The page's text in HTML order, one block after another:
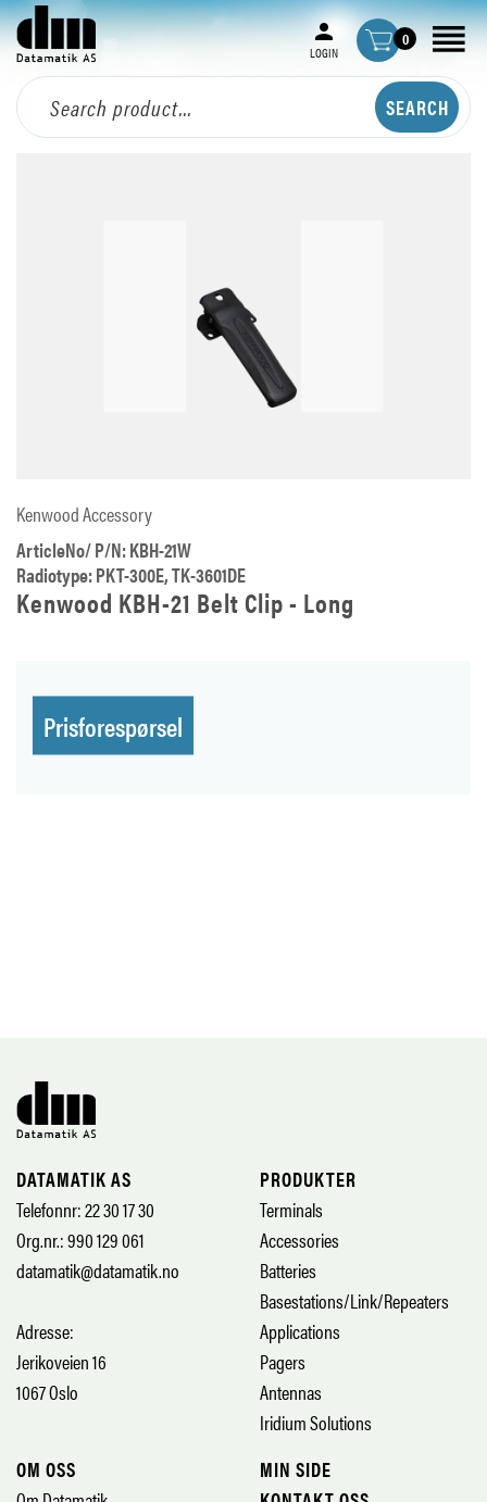
LOGIN
0
Kenwood Accessory
ArticleNo/ P/N: KBH-21W
Radiotype: PKT-300E, TK-3601DE
Kenwood KBH-21 Belt Clip - Long
Prisforespørsel
DATAMATIK AS
Telefonnr: 22 30 17 30
Org.nr.: 990 129 061
datamatik@datamatik.no
Adresse:
Jerikoveien 16
1067 Oslo
PRODUKTER
Terminals
Accessories
Batteries
Basestations/Link/Repeaters
Applications
Pagers
Antennas
Iridium Solutions
OM OSS
MIN SIDE